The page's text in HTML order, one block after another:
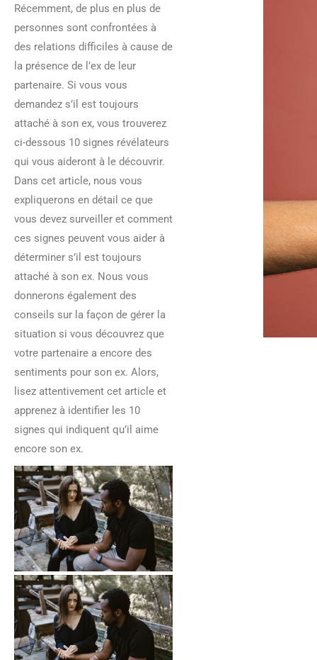
Récemment, de plus en plus de
personnes sont confrontées à
des relations difficiles à cause de
la présence de l’ex de leur
partenaire. Si vous vous
demandez s’il est toujours
attaché à son ex, vous trouverez
ci-dessous 10 signes révélateurs
qui vous aideront à le découvrir.
Dans cet article, nous vous
expliquerons en détail ce que
vous devez surveiller et comment
ces signes peuvent vous aider à
déterminer s’il est toujours
attaché à son ex. Nous vous
donnerons également des
conseils sur la façon de gérer la
situation si vous découvrez que
votre partenaire a encore des
sentiments pour son ex. Alors,
lisez attentivement cet article et
apprenez à identifier les 10
signes qui indiquent qu’il aime
encore son ex.